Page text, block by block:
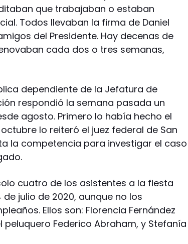
que trabajaban o estaban
Todos llevaban la firma de Daniel
del Presidente. Hay decenas de
cada dos o tres semanas,
dependiente de la Jefatura de
respondió la semana pasada un
agosto. Primero lo había hecho el
lo reiteró el juez federal de San
la competencia para investigar el caso
cuatro de los asistentes a la fiesta
de julio de 2020, aunque no los
Ellos son: Florencia Fernández
peluquero Federico Abraham, y Stefanía